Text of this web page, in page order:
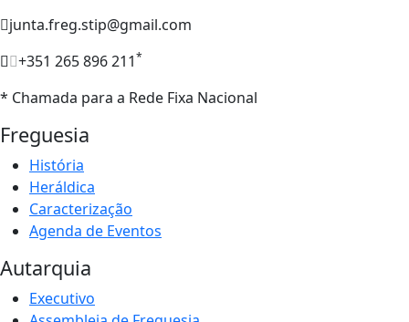
junta.freg.stip@gmail.com
+351 265 896 211*
* Chamada para a Rede Fixa Nacional
Freguesia
História
Heráldica
Caracterização
Agenda de Eventos
Autarquia
Executivo